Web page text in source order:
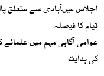
اجلاس میںآبادی سے متعلق
قیام کا فیصلہ
عوامی آگاہی مہم میں علمائے
کی ہدایت